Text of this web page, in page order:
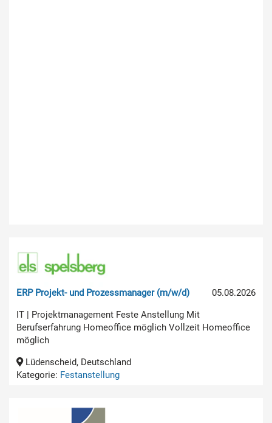
05.08.2026
ERP Projekt- und Prozessmanager (m/w/d)
IT | Projektmanagement Feste Anstellung Mit
Berufserfahrung Homeoffice möglich Vollzeit Homeoffice
möglich
Lüdenscheid, Deutschland
Kategorie: Festanstellung